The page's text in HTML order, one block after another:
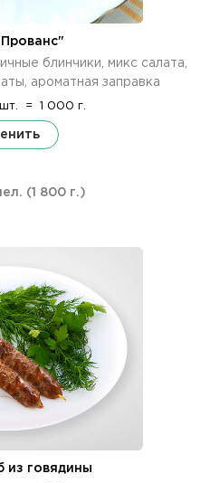
блинчики, микс салата,
ароматная заправка
= 1 000 г.
(1 800 г.)
из говядины